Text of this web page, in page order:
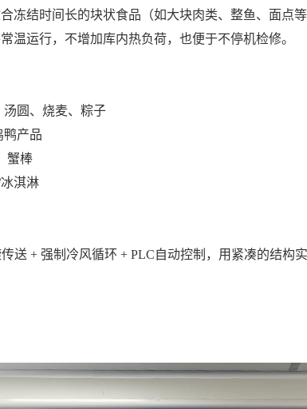
冻结时间长的块状食品（如大块肉类、整鱼、面点等
温运行，不增加库内热负荷，也便于不停机检修。
汤圆、烧麦、粽子
鸭产品
蟹棒
淇淋
送 + 强制冷风循环 + PLC自动控制，用紧凑的结